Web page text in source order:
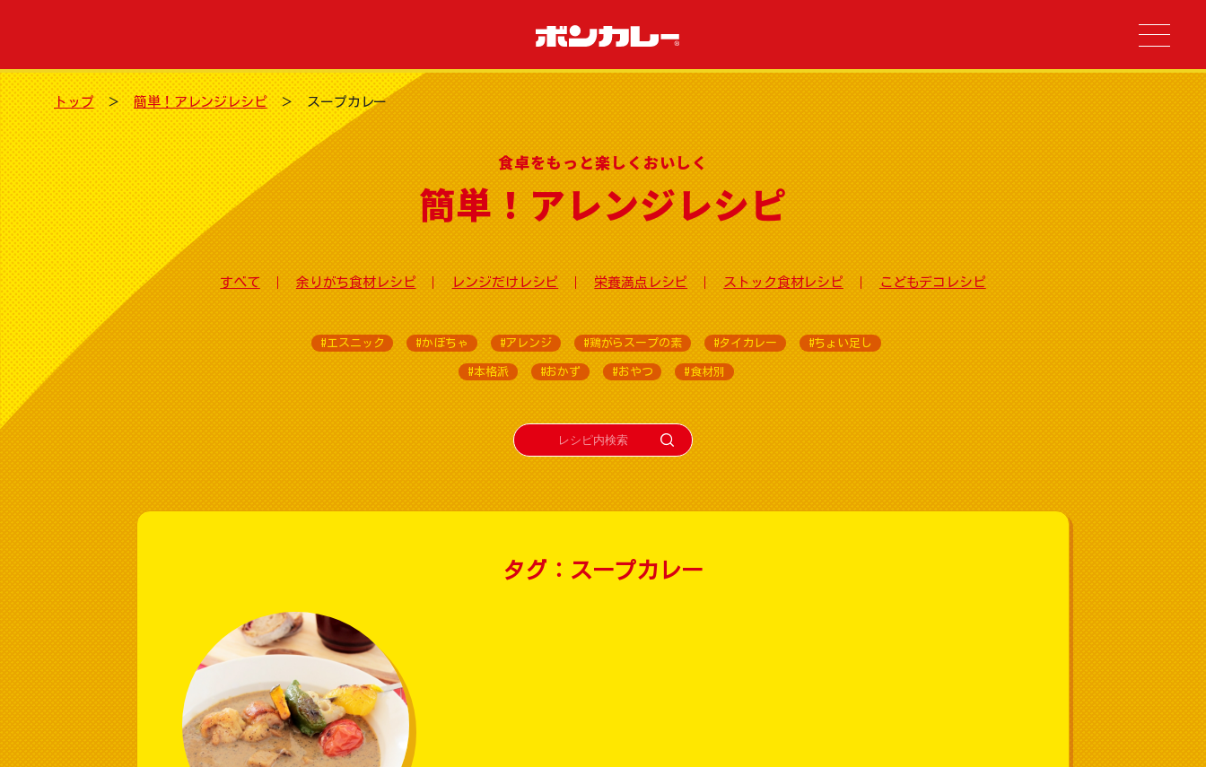
トップ 簡単！アレンジレシピ スープカレー
食卓をもっと楽しくおいしく
簡単！アレンジレシピ
すべて 余りがち食材レシピ レンジだけレシピ 栄養満点レシピ ストック食材レシピ こどもデコレシピ
#エスニック #かぼちゃ #アレンジ #鶏がらスープの素 #タイカレー #ちょい足し
#本格派 #おかず #おやつ #食材別
タグ：スープカレー